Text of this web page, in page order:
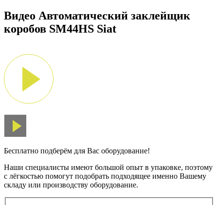
Видео Автоматический заклейщик
коробов SM44HS Siat
Бесплатно подберём для Вас оборудование!
Наши специалисты имеют большой опыт в упаковке, поэтому
с лёгкостью помогут подобрать подходящее именно Вашему
складу или производству оборудование.